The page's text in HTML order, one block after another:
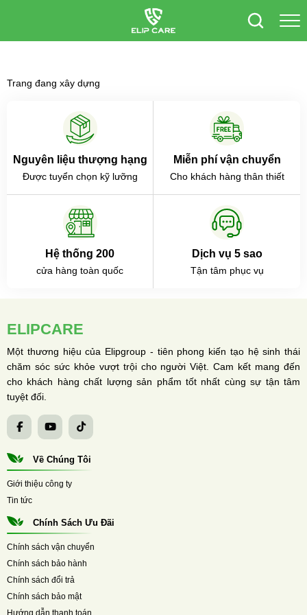
Trang đang xây dựng
Nguyên liệu thượng hạng
Được tuyển chọn kỹ lưỡng
Miễn phí vận chuyển
Cho khách hàng thân thiết
Hệ thống 200
cửa hàng toàn quốc
Dịch vụ 5 sao
Tận tâm phục vụ
ELIPCARE
Một thương hiệu của Elipgroup - tiên phong kiến tạo hệ sinh thái
chăm sóc sức khỏe vượt trội cho người Việt. Cam kết mang đến
cho khách hàng chất lượng sản phẩm tốt nhất cùng sự tận tâm
tuyệt đối.
Về Chúng Tôi
Giới thiệu công ty
Tin tức
Chính Sách Ưu Đãi
Chính sách vận chuyển
Chính sách bảo hành
Chính sách đổi trả
Chính sách bảo mật
Hướng dẫn thanh toán